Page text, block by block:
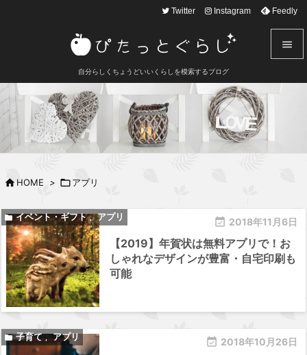
自分らしくちょうどいいくらしを模索するブログ


検索
Twitter Instagram Feedly
 HOME > アプリ
 2018年11月6日
 イベント・ギフト , アプリ
【2019】年賀状は無料アプリで！お
しゃれなデザインが豊富・自宅印刷も
可能
 2018年10月26日
 子育て , アプリ